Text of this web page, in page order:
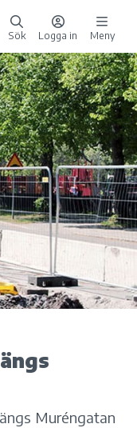
Sök Logga in Meny
Muréngatan